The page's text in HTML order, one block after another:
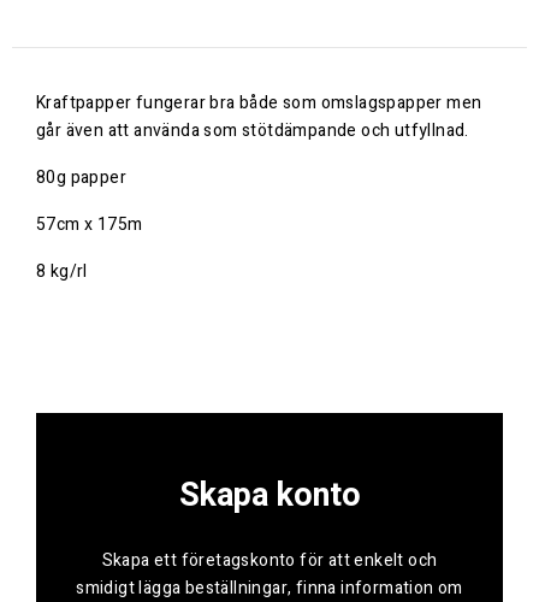
Kraftpapper fungerar bra både som omslagspapper men
går även att använda som stötdämpande och utfyllnad.
80g papper
57cm x 175m
8 kg/rl
Skapa konto
Skapa ett företagskonto för att enkelt och
smidigt lägga beställningar, finna information om